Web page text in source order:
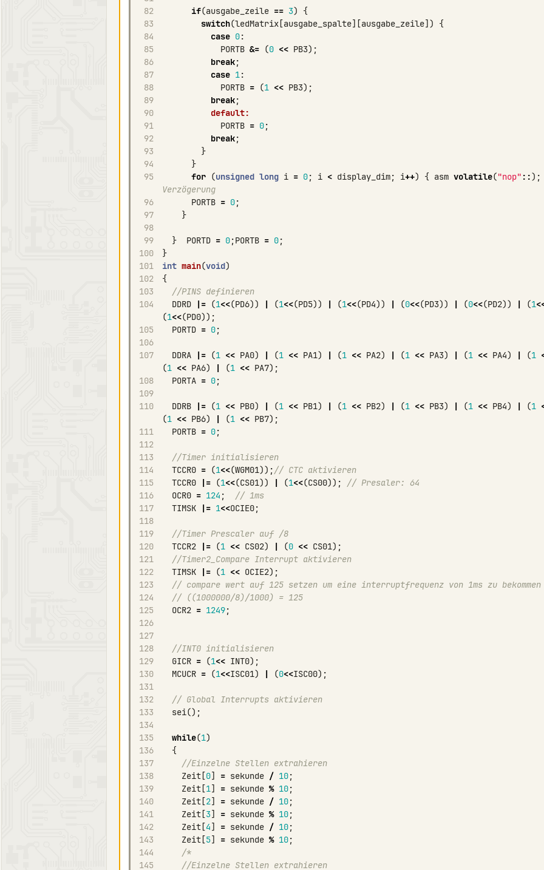
82
if(ausgabe_zeile == 3)
{
83
switch(ledMatrix [ausgabe_spalte][ausgabe_zeile])
{
84
case 0:
85
PORTB &= (0 << PB3);
86
break;
87
case 1:
88
PORTB = (1 << PB3);
89
break;
90
default:
91
PORTB = 0;
92
break;
93
}
94
}
95
for (unsigned long i = 0; i < display_dim; i++) { asm volatile("nop" ::);
Verzögerung
96
PORTB = 0;
97
}
98
99
} PORTD = 0;PORTB = 0;
100
}
101
int main(void)
102
{
103
//PINS definieren
104
DDRD |= (1<<(PD6)) | (1<<(PD5)) | (1<<(PD4)) | (0<<(PD3)) | (0<<(PD2)) | (1
(1<<(PD0));
105
PORTD = 0;
106
107
DDRA |= (1 << PA0) | (1 << PA1) | (1 << PA2) | (1 << PA3) | (1 << PA4) | (1
(1 << PA6) | (1 << PA7);
108
PORTA = 0;
109
110
DDRB |= (1 << PB0) | (1 << PB1) | (1 << PB2) | (1 << PB3) | (1 << PB4) | (1
(1 << PB6) | (1 << PB7);
111
PORTB = 0;
112
113
//Timer initialisieren
114
TCCR0 = (1<<(WGM01));// CTC aktivieren
115
TCCR0 |= (1<<(CS01)) | (1<<(CS00));
// Presaler: 64
116
OCR0 = 124 ;
// 1ms
117
TIMSK |= 1<<OCIE0;
118
119
//Timer Prescaler auf /8
120
TCCR2 |= (1 << CS02) | (0 << CS01);
121
//Timer2_Compare Interrupt aktivieren
122
TIMSK |= (1 << OCIE2);
123
// compare wert auf 125 setzen um eine interruptfrequenz von 1ms zu bekommen
124
// ((1000000/8)/1000) = 125
125
OCR2 = 1249;
126
127
128
//INT0 initialisieren
129
GICR = (1<< INT0);
130
MCUCR = (1<<ISC01) | (0<<ISC00);
131
132
// Global Interrupts aktivieren
133
sei();
134
135
while(1)
136
{
137
//Einzelne Stellen extrahieren
138
Zeit [0] = sekunde / 10;
139
Zeit [1] = sekunde % 10;
140
Zeit [2] = sekunde / 10;
141
Zeit [3] = sekunde % 10;
142
Zeit [4] = sekunde / 10;
143
Zeit [5] = sekunde % 10;
144
/*
145
    //Einzelne Stellen extrahieren